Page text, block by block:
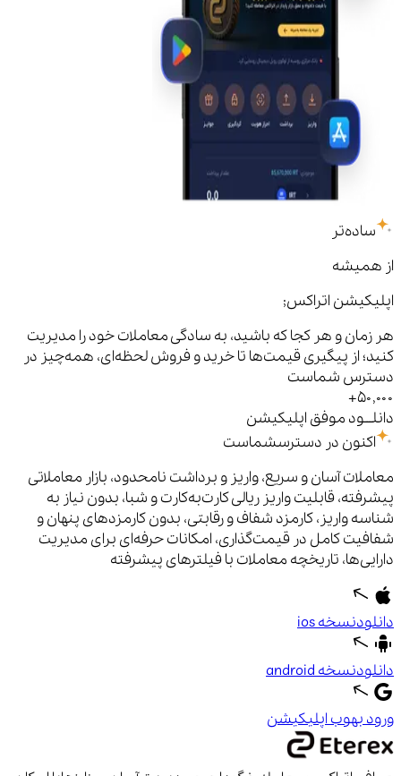
ساده‌تر
از همیشه
اپلیکیشن اتراکس;
هر زمان و هر کجا که باشید، به سادگی معاملات خود را مدیریت
کنید؛ از پیگیری قیمت‌ها تا خرید و فروش لحظه‌ای، همه‌چیز در
دسترس شماست
۵۰,۰۰۰+
دانلـــود موفق اپلیکیشن
اکنون در دسترسشماست
معاملات آسان و سریع، واریز و برداشت نامحدود، بازار معاملاتی
پیشرفته، قابلیت واریز ریالی کارت‌به‌کارت و شبا، بدون نیاز به
شناسه واریز، کارمزد شفاف و رقابتی، بدون کارمزدهای پنهان و
شفافیت کامل در قیمت‌گذاری، امکانات حرفه‌ای برای مدیریت
دارایی‌ها، تاریخچه معاملات با فیلترهای پیشرفته
دانلودنسخه ios
دانلودنسخه android
ورود بهوب اپلیکیشن